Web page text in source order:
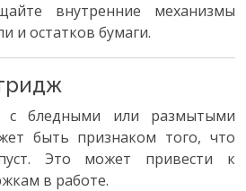
внутренние механизмы
и остатков бумаги.
с бледными или размытыми
быть признаком того, что
Это может привести к
в работе.